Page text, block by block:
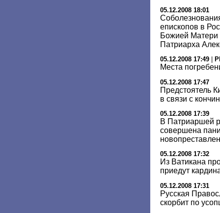
05.12.2008 18:01
епископов в
Божией Матери
Патриарха
05.12.2008 17:49
Места
05.12.2008 17:47
Предстоятель
в связи с
05.12.2008 17:39
В Патриаршей
совершена
05.12.2008 17:32
Из Ватикана
приедут
05.12.2008 17:31
Русская
скорбит по